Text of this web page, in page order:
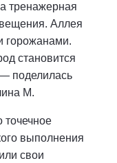
тренажерная
Аллея
горожанами.
становится
поделилась
М.
выполнения
свои